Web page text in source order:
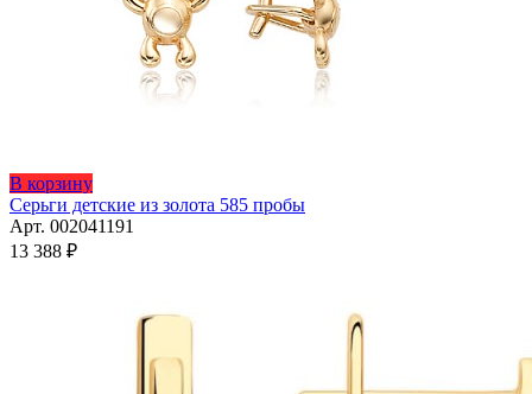
В корзину
Серьги детские из золота 585 пробы
Арт. 002041191
13 388 ₽